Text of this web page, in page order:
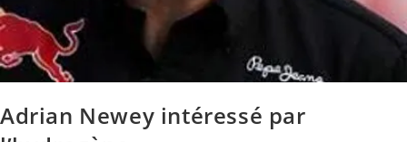
Adrian Newey intéressé par